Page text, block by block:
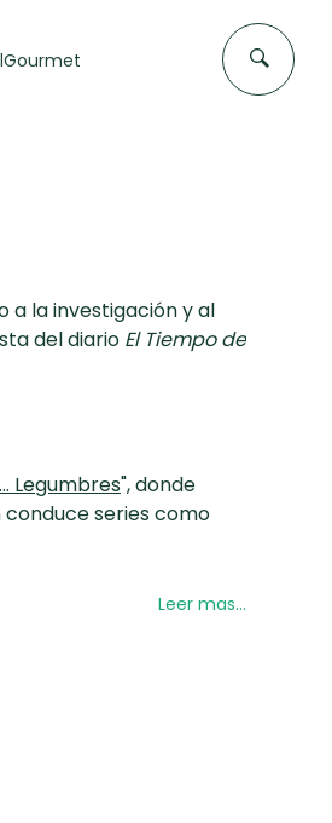
a la investigación y al
del diario El Tiempo de
Legumbres", donde
series como
Leer mas...